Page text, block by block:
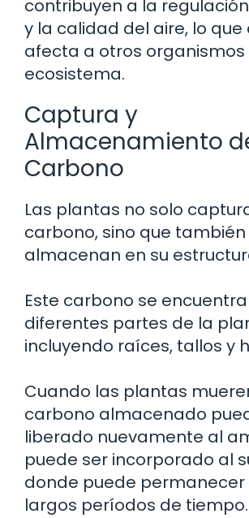
contribuyen a la
y la calidad del aire, lo que
afecta a otros organismos
ecosistema.
Captura y
Almacenamiento
Carbono
Las plantas no solo
carbono, sino que también
almacenan en su
Este carbono se
diferentes partes de la
incluyendo raíces, tallos y
Cuando las plantas
carbono almacenado
liberado nuevamente al
puede ser incorporado al
donde puede
largos períodos de tiempo.